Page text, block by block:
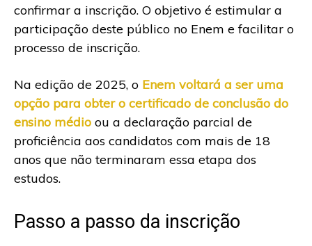
confirmar a inscrição. O objetivo é estimular a
participação deste público no Enem e facilitar o
processo de inscrição.
Na edição de 2025, o Enem voltará a ser uma
opção para obter o certificado de conclusão do
ensino médio ou a declaração parcial de
proficiência aos candidatos com mais de 18
anos que não terminaram essa etapa dos
estudos.
Passo a passo da inscrição